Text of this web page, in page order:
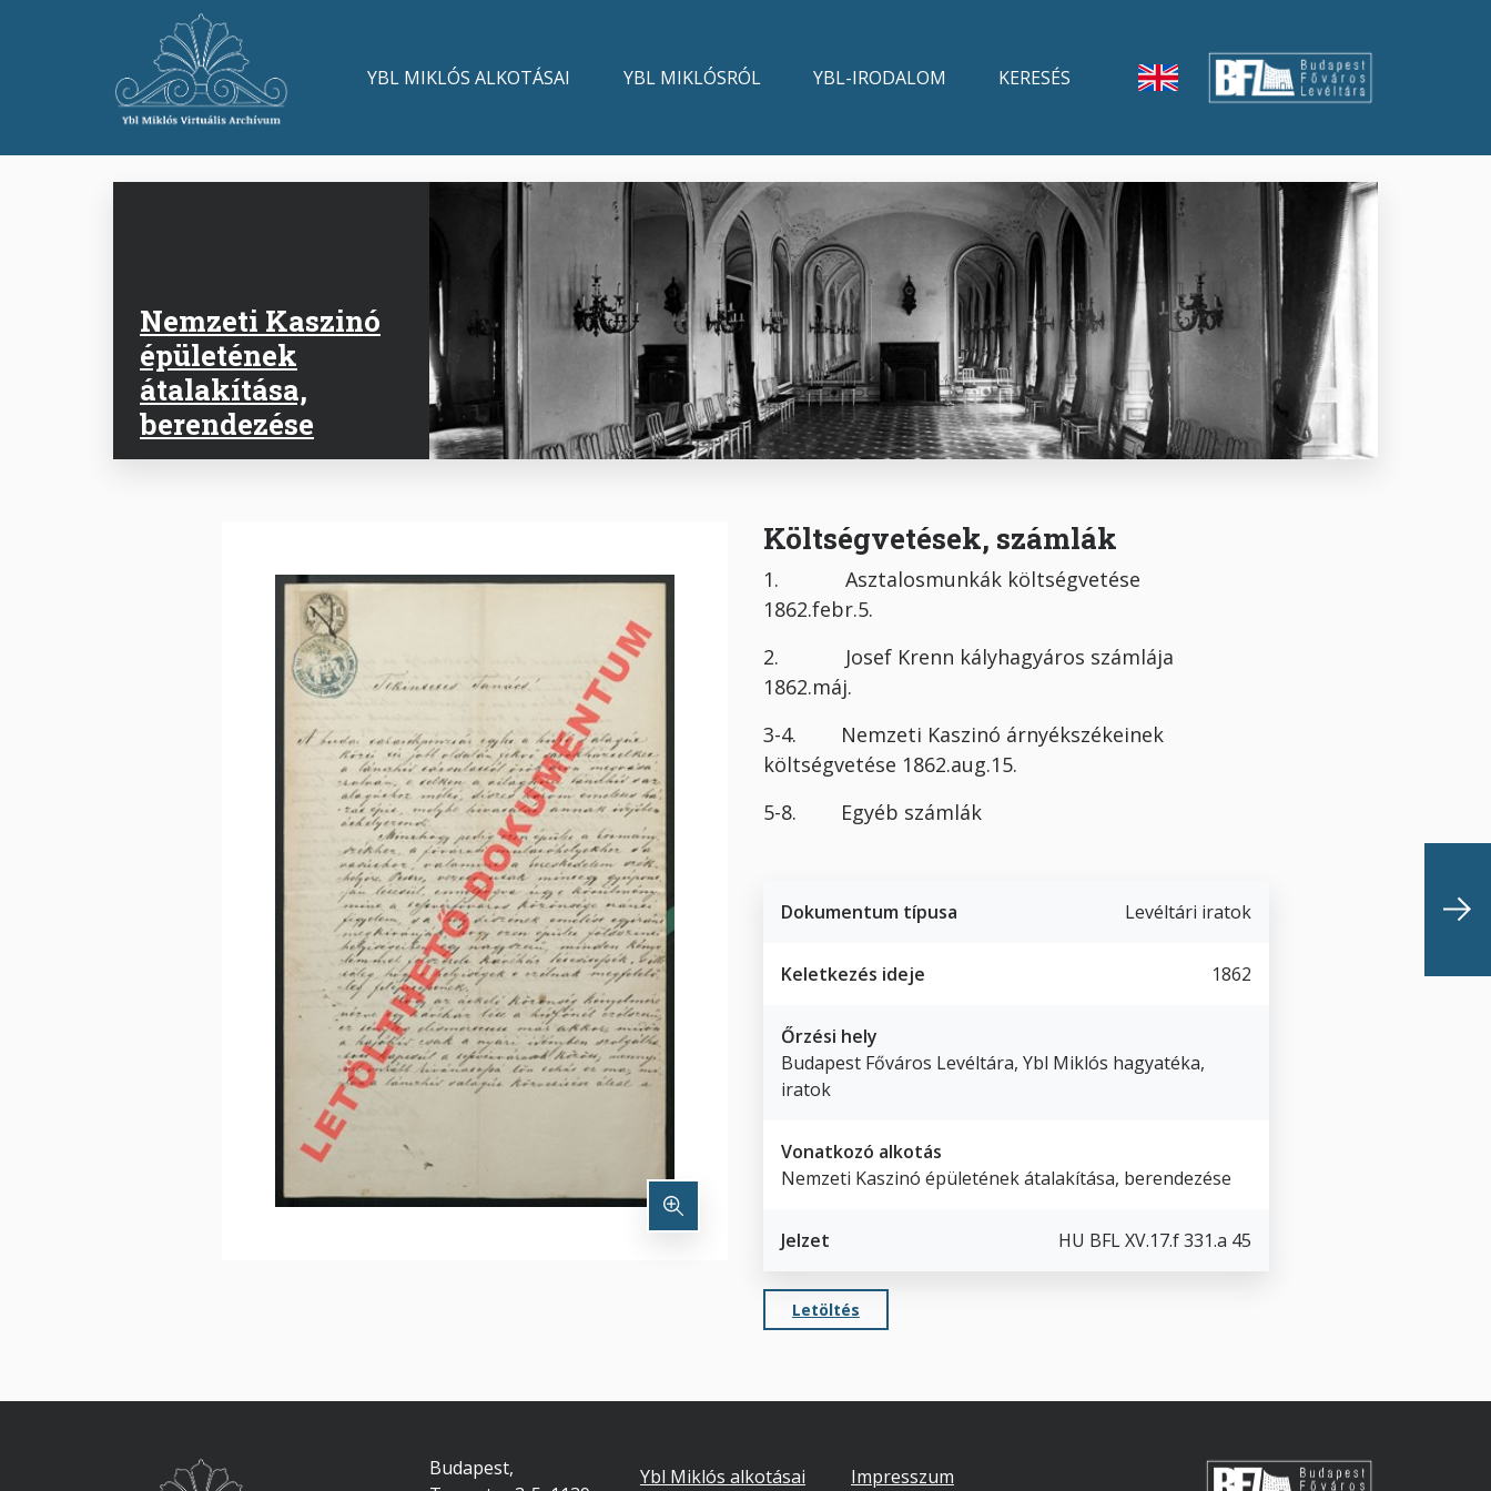
MainYBL MIKLÓS ALKOTÁSAI YBL MIKLÓSRÓL YBL-IRODALOM KERESÉS
Nemzeti Kaszinó
épületének
átalakítása,
berendezése
Költségvetések, számlák
1. Asztalosmunkák költségvetése
1862.febr.5.
2. Josef Krenn kályhagyáros számlája
1862.máj.
3-4. Nemzeti Kaszinó árnyékszékeinek
költségvetése 1862.aug.15.
5-8. Egyéb számlák
Dokumentum típusa Levéltári iratok
Keletkezés ideje 1862
Őrzési hely
Budapest Főváros Levéltára, Ybl Miklós hagyatéka,
iratok
Vonatkozó alkotás
Nemzeti Kaszinó épületének átalakítása, berendezése
Jelzet HU BFL XV.17.f 331.a 45
Letöltés
Budapest,
Footer
Ybl Miklós alkotásai
Lábléc
Impresszum